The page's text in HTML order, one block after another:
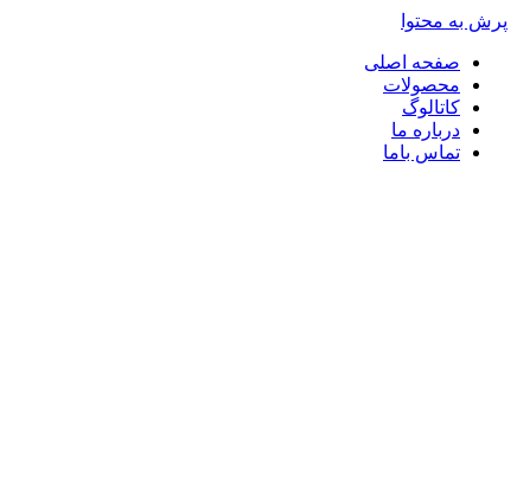
پرش به محتوا
صفحه اصلی
محصولات
کاتالوگ
درباره ما
تماس باما